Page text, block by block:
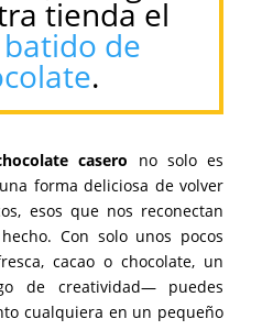
tienda el
batido de
.
casero no solo es
forma deliciosa de volver
esos que nos reconectan
Con solo unos pocos
cacao o chocolate, un
de creatividad— puedes
cualquiera en un pequeño